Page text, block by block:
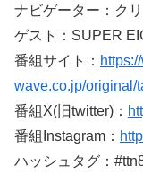
ナビゲーター：ク
ゲスト：SUPER
番組サイト：
wave.co.jp/original/
番組X(旧twitter)：
番組Instagram：
ハッシュタグ：